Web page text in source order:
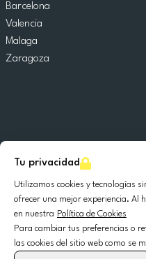
Tu privacidad
Utilizamos cookies y tecnologías
ofrecer una mejor experiencia. Al
en nuestra Política de Cookies
Para cambiar tus preferencias o
las cookies del sitio web como se
Barcelona
Valencia
Malaga
Zaragoza
© 2025 DocDental.